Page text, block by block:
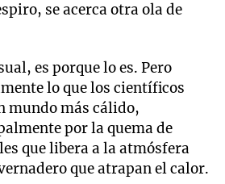
se acerca otra ola de
es porque lo es. Pero
lo que los científicos
mundo más cálido,
por la quema de
que libera a la atmósfera
que atrapan el calor.